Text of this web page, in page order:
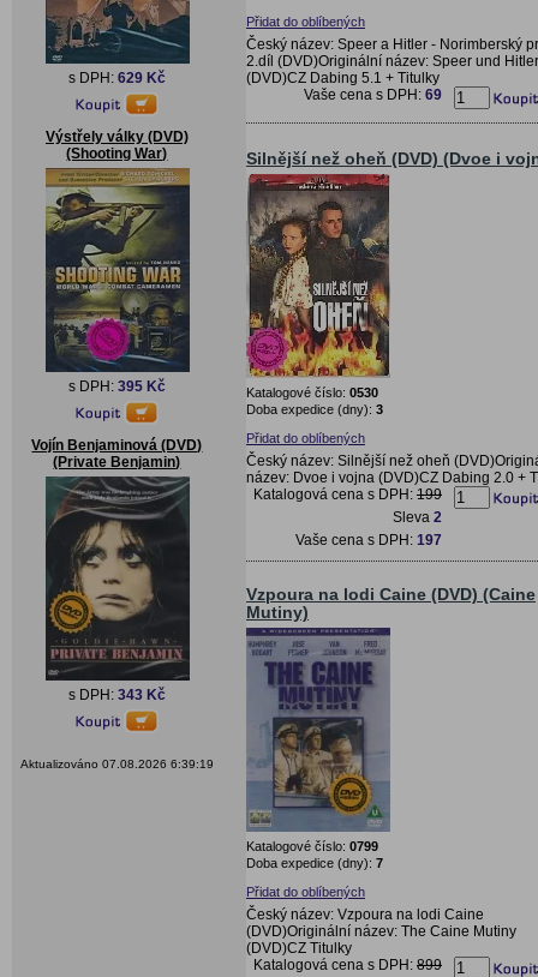
s DPH: 629 Kč
Výstřely války (DVD)
(Shooting War)
s DPH: 395 Kč
Vojín Benjaminová (DVD)
(Private Benjamin)
s DPH: 343 Kč
Aktualizováno 07.08.2026 6:39:19
Přidat do oblíbených
Český název: Speer a Hitler - Norimberský
2.díl (DVD)Originální název: Speer und Hitler
(DVD)CZ Dabing 5.1 + Titulky
Vaše cena s DPH: 69
Silnější než oheň (DVD) (Dvoe i
Katalogové číslo: 0530
Doba expedice (dny): 3
Přidat do oblíbených
Český název: Silnější než oheň
název: Dvoe i vojna (DVD)CZ Dabing 2.0 +
Katalogová cena s DPH: 199
Sleva 2
Vaše cena s DPH: 197
Vzpoura na lodi Caine (DVD) (Caine
Mutiny)
Katalogové číslo: 0799
Doba expedice (dny): 7
Přidat do oblíbených
Český název: Vzpoura na lodi Caine
(DVD)Originální název: The Caine Mutiny
(DVD)CZ Titulky
Katalogová cena s DPH: 899